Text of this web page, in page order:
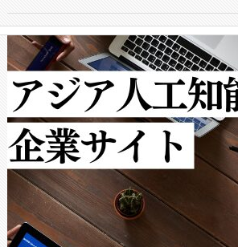
からシステム統合
クルの各段階のデ
[…]
では、反射率10％
で向上し、最大検
ットだけで最大1キ
ルの変電所周囲を
作業と点群処理を
Avia 2は、2種類の
× 80°のノーマルモ